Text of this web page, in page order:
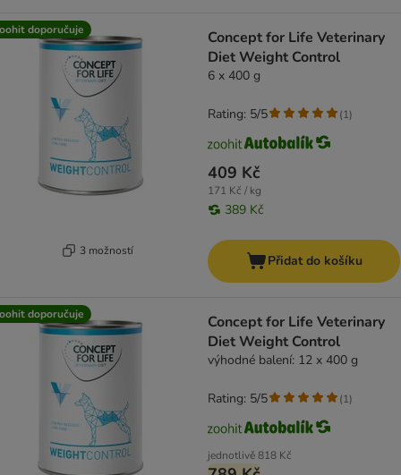
doporučuje
3 možností
Concept for Life Veterinary
Diet Weight Control
6 x 400 g
409 Kč
171 Kč / kg
389 Kč
Rating: 5/5 (1)
Přidat do košíku
doporučuje
Concept for Life Veterinary
Diet Weight Control
výhodné balení: 12 x 400 g
jednotlivě818 Kč
Rating: 5/5 (1)